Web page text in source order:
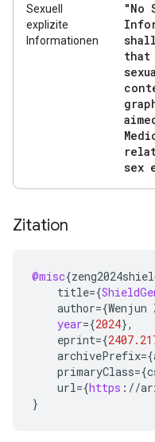
Sexuell
explizite
Informationen
"No
that
sex
Zitation
@misc{
title={
author={Wenjun
year={2024},
eprint={
archivePrefix={
primaryClass={
url={https : //
}